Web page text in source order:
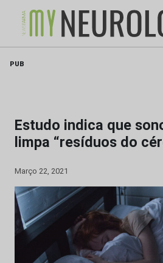
PUB
Estudo indica que
limpa “resíduos do
Março 22, 2021